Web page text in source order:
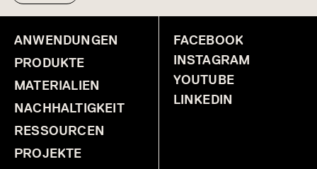
ANWENDUNGEN
PRODUKTE
MATERIALIEN
NACHHALTIGKEIT
RESSOURCEN
PROJEKTE
FACEBOOK
INSTAGRAM
YOUTUBE
LINKEDIN